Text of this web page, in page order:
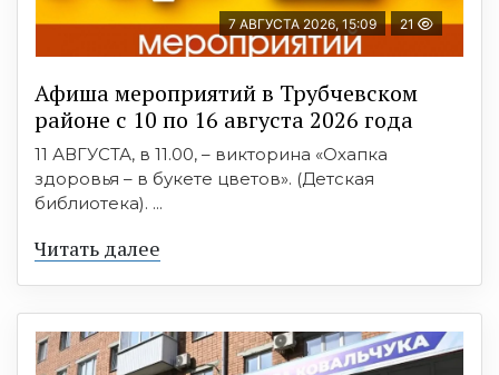
7 АВГУСТА 2026, 15:09 21
Афиша мероприятий в Трубчевском
районе с 10 по 16 августа 2026 года
11 АВГУСТА, в 11.00, – викторина «Охапка
здоровья – в букете цветов». (Детская
библиотека). ...
Читать далее